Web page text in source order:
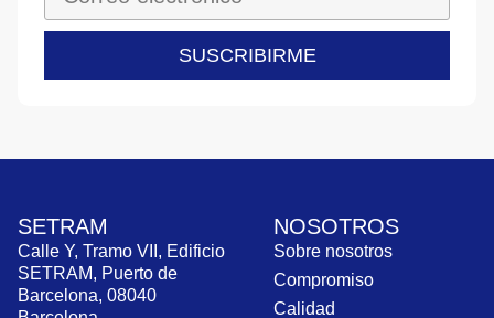
SUSCRIBIRME
SETRAM
Calle Y, Tramo VII, Edificio
SETRAM, Puerto de
Barcelona, 08040
NOSOTROS
Sobre nosotros
Compromiso
Calidad